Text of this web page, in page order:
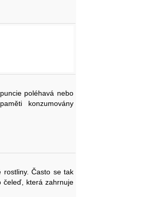
poléhavá nebo
konzumovány
rostliny. Často se tak
čeleď, která zahrnuje